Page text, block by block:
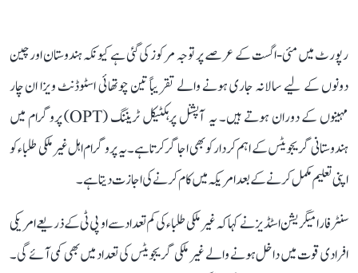
رپورٹ میں مئی-اگست کے عرصے پر توجہ مرکوز کی گئی ہے کیونکہ ہندوستان اور چین
دونوں کے لیے سالانہ جاری ہونے والے تقریباً تین چوتھائی اسٹوڈنٹ ویزا ان چار
مہینوں کے دوران ہوتے ہیں۔ یہ آپشنل پرہکٹیکل ٹریننگ (OPT) پروگرام میں
ہندوستانی گریجویٹس کے اہم کردار کو بھی اجاگر کرتا ہے۔ یہ پروگرام اہل غیر ملکی طلباء کو
اپنی تعلیم مکمل کرنے کے بعد امریکہ میں کام کرنے کی اجازت دیتا ہے۔
سنٹر فار امیگریشن اسٹڈیز نے کہا کہ غیر ملکی طلباء کی کم تعداد سے او پی ٹی کے ذریعے امریکی
افرادی قوت میں داخل ہونے والے غیر ملکی گریجویٹس کی تعداد میں بھی کمی آئے گی۔